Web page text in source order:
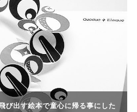
び出す絵本で童心に帰る事にした